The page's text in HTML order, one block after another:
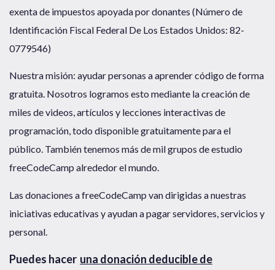
exenta de impuestos apoyada por donantes (Número de
Identificación Fiscal Federal De Los Estados Unidos: 82-
0779546)
Nuestra misión: ayudar personas a aprender código de forma
gratuita. Nosotros logramos esto mediante la creación de
miles de videos, artículos y lecciones interactivas de
programación, todo disponible gratuitamente para el
público. También tenemos más de mil grupos de estudio
freeCodeCamp alrededor el mundo.
Las donaciones a freeCodeCamp van dirigidas a nuestras
iniciativas educativas y ayudan a pagar servidores, servicios y
personal.
Puedes hacer una donación deducible de